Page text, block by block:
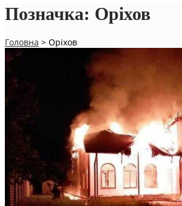
Позначка: Оріхов
Головна > Оріхов